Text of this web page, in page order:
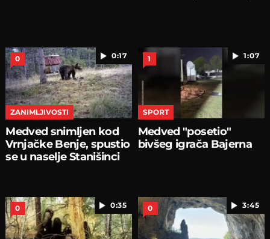
0:17
0
ZANIMLJIVOSTI
Medved snimljen kod
Vrnjačke Benje, spustio
se u naselje Stanišinci
1:07
1
SPORT
Medved "posetio"
bivšeg igrača Bajerna
0:35
0 3:45
0